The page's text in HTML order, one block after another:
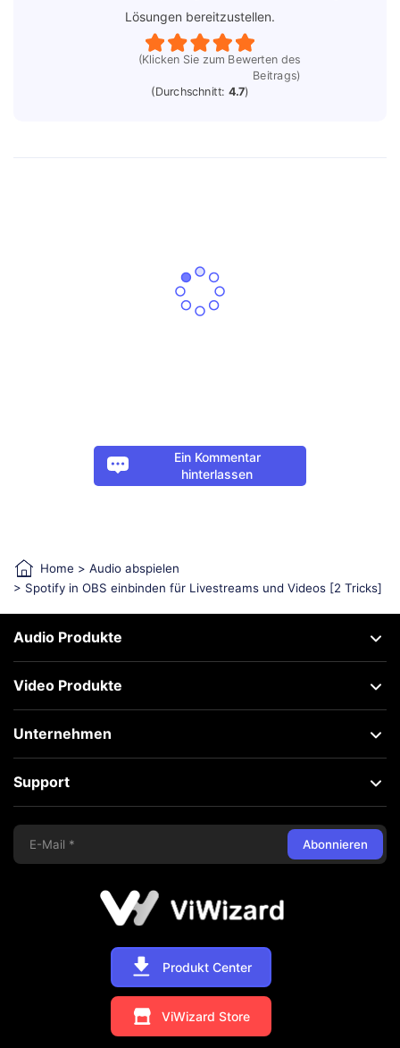
Lösungen bereitzustellen.
(Klicken Sie zum Bewerten des
Beitrags)
(Durchschnitt: 4.7)
Ein Kommentar
hinterlassen
Home > Audio abspielen
> Spotify in OBS einbinden für Livestreams und Videos [2 Tricks]
Produkt Center
ViWizard Store
Audio Produkte
Video Produkte
Unternehmen
Support
Abonnieren